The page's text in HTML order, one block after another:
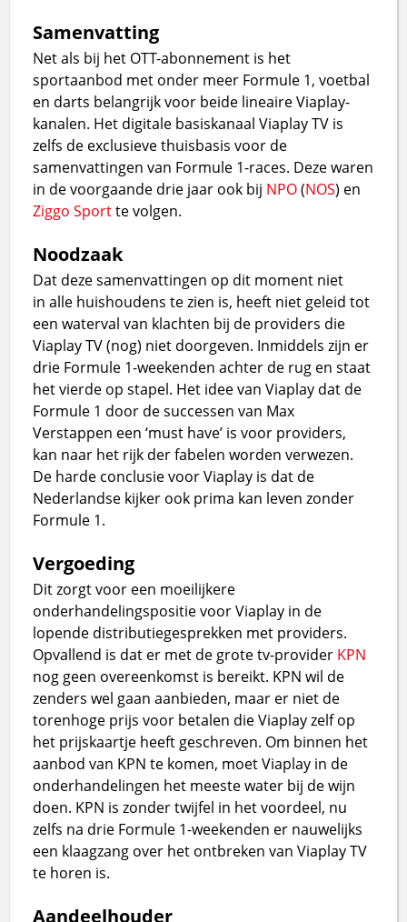
Samenvatting
Net als bij het OTT-abonnement is het
sportaanbod met onder meer Formule 1, voetbal
en darts belangrijk voor beide lineaire Viaplay-
kanalen. Het digitale basiskanaal Viaplay TV is
zelfs de exclusieve thuisbasis voor de
samenvattingen van Formule 1-races. Deze waren
in de voorgaande drie jaar ook bij NPO(NOS) en
Ziggo Sportte volgen.
Noodzaak
Dat deze samenvattingen op dit moment niet
in alle huishoudens te zien is, heeft niet geleid tot
een waterval van klachten bij de providers die
Viaplay TV (nog) niet doorgeven. Inmiddels zijn er
drie Formule 1-weekenden achter de rug en staat
het vierde op stapel. Het idee van Viaplay dat de
Formule 1 door de successen van Max
Verstappen een ‘must have’ is voor providers,
kan naar het rijk der fabelen worden verwezen.
De harde conclusie voor Viaplay is dat de
Nederlandse kijker ook prima kan leven zonder
Formule 1.
Vergoeding
Dit zorgt voor een moeilijkere
onderhandelingspositie voor Viaplay in de
lopende distributiegesprekken met providers.
Opvallend is dat er met de grote tv-provider KPN
nog geen overeenkomst is bereikt. KPN wil de
zenders wel gaan aanbieden, maar er niet de
torenhoge prijs voor betalen die Viaplay zelf op
het prijskaartje heeft geschreven. Om binnen het
aanbod van KPN te komen, moet Viaplay in de
onderhandelingen het meeste water bij de wijn
doen. KPN is zonder twijfel in het voordeel, nu
zelfs na drie Formule 1-weekenden er nauwelijks
een klaagzang over het ontbreken van Viaplay TV
te horen is.
Aandeelhouder